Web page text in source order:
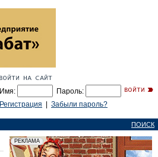
Имя:
Пароль:
Регистрация
Забыли пароль?
ПОИСК